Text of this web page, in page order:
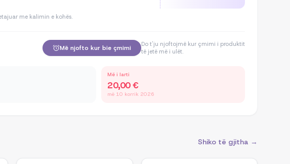
me kalimin e kohës.
Më njofto kur bie çmimi
Do t'ju njoftojmë kur çmimi i produktit
të jetë më i ulët.
Më i larti
20,00 €
më 10 korrik 2026
Shiko të gjitha →